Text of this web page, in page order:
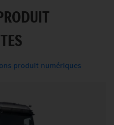
produit numériques